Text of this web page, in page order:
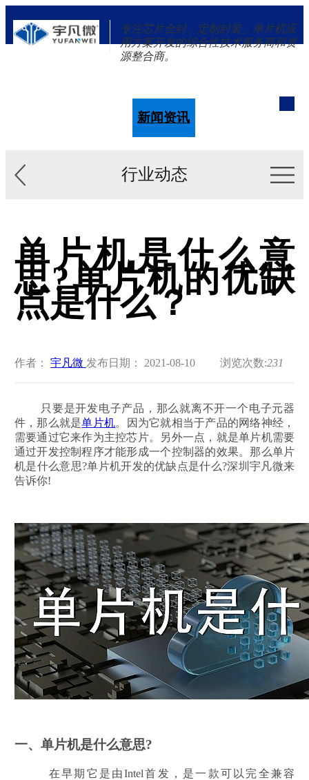
专注芯片合封、定制封装、单片机应
用方案开发的综合性技术服务商和资
源整合商。
新闻资讯
行业动态
单片机是什么意
思?单片机的优缺
点是什么？
作者： 宇凡微 发布日期： 2021-08-10 浏览次数:231
只要是开发电子产品，那么就离不开一个电子元器
件，那么就是单片机。因为它就相当于产品的网络神经，
需要通过它来作为主控芯片。另外一点，就是单片机需要
通过开发控制程序才能形成一个控制器的效果。那么单片
机是什么意思?单片机开发的优缺点是什么?深圳宇凡微来
告诉你!
一、单片机是什么意思?
在早期它是由Intel首发，是一款可以完全兼容